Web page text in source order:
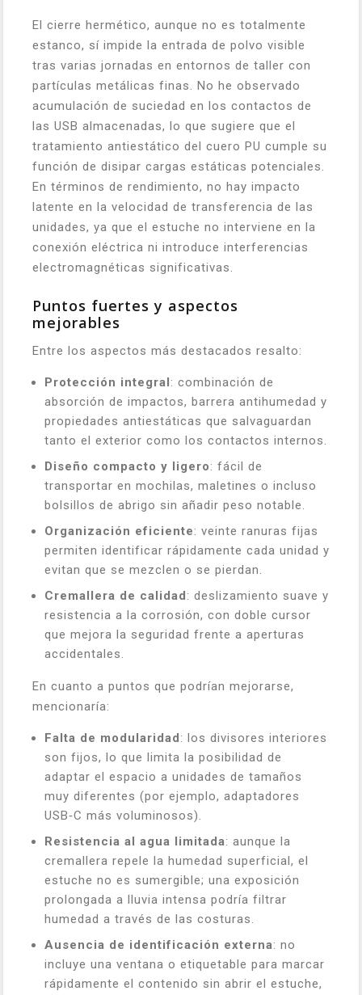
El cierre hermético, aunque no es totalmente
estanco, sí impide la entrada de polvo visible
tras varias jornadas en entornos de taller con
partículas metálicas finas. No he observado
acumulación de suciedad en los contactos de
las USB almacenadas, lo que sugiere que el
tratamiento antiestático del cuero PU cumple su
función de disipar cargas estáticas potenciales.
En términos de rendimiento, no hay impacto
latente en la velocidad de transferencia de las
unidades, ya que el estuche no interviene en la
conexión eléctrica ni introduce interferencias
electromagnéticas significativas.
Puntos fuertes y aspectos
mejorables
Entre los aspectos más destacados resalto:
Protección integral: combinación de
absorción de impactos, barrera antihumedad y
propiedades antiestáticas que salvaguardan
tanto el exterior como los contactos internos.
Diseño compacto y ligero: fácil de
transportar en mochilas, maletines o incluso
bolsillos de abrigo sin añadir peso notable.
Organización eficiente: veinte ranuras fijas
permiten identificar rápidamente cada unidad y
evitan que se mezclen o se pierdan.
Cremallera de calidad: deslizamiento suave y
resistencia a la corrosión, con doble cursor
que mejora la seguridad frente a aperturas
accidentales.
En cuanto a puntos que podrían mejorarse,
mencionaría:
Falta de modularidad: los divisores interiores
son fijos, lo que limita la posibilidad de
adaptar el espacio a unidades de tamaños
muy diferentes (por ejemplo, adaptadores
USB‑C más voluminosos).
Resistencia al agua limitada: aunque la
cremallera repele la humedad superficial, el
estuche no es sumergible; una exposición
prolongada a lluvia intensa podría filtrar
humedad a través de las costuras.
Ausencia de identificación externa: no
incluye una ventana o etiquetable para marcar
rápidamente el contenido sin abrir el estuche,